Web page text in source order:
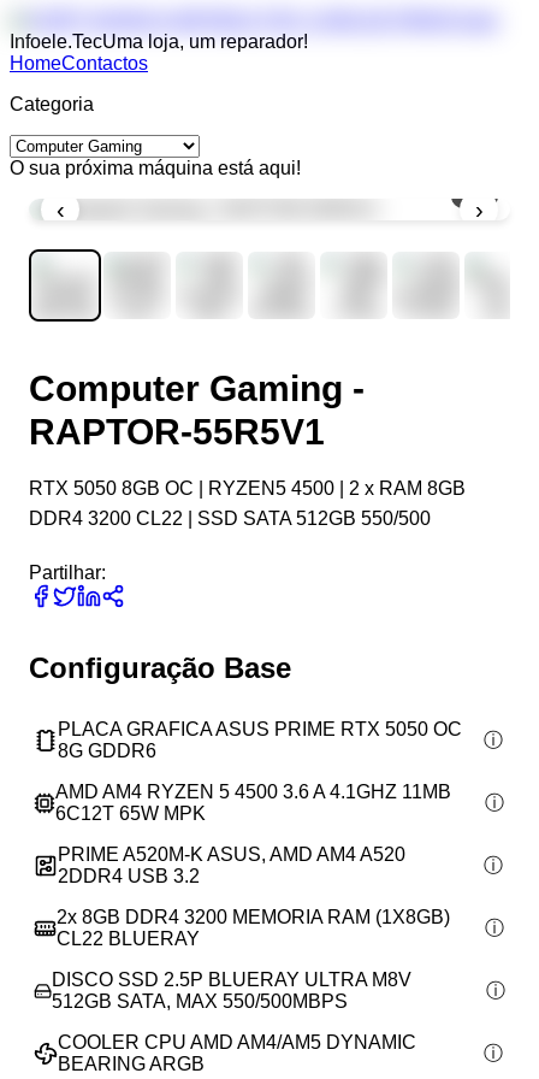
Infoele.TecUma loja, um reparador!
HomeContactos
Categoria
O sua próxima máquina está aqui!
‹ ›
1
Computer Gaming -
RAPTOR-55R5V1
RTX 5050 8GB OC | RYZEN5 4500 | 2 x RAM 8GB
DDR4 3200 CL22 | SSD SATA 512GB 550/500
Partilhar:
Configuração Base
PLACA GRAFICA ASUS PRIME RTX 5050 OC
8G GDDR6
AMD AM4 RYZEN 5 4500 3.6 A 4.1GHZ 11MB
6C12T 65W MPK
PRIME A520M-K ASUS, AMD AM4 A520
2DDR4 USB 3.2
2x 8GB DDR4 3200 MEMORIA RAM (1X8GB)
CL22 BLUERAY
DISCO SSD 2.5P BLUERAY ULTRA M8V
512GB SATA, MAX 550/500MBPS
COOLER CPU AMD AM4/AM5 DYNAMIC
BEARING ARGB